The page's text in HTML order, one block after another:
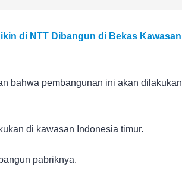
di NTT Dibangun di Bekas Kawasan
bahwa pembangunan ini akan dilakukan
di kawasan Indonesia timur.
pabriknya.